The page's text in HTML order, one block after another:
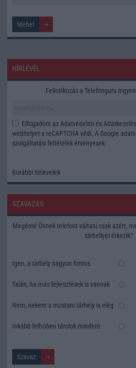
HÍRLEVÉL
Feliratkozás a Telefonguru
Elfogadom azAdatvédelmi és
webhelyet a reCAPTCHA védi. A Google
szolgáltatási feltételek érvényesek.
Korábbi hírlevelek
SZAVAZÁS
Megérné Önnek telefont váltani csak azért,
tárhellyel érkezik?
Igen, a tárhely nagyon fontos
Talán, ha más fejlesztések is vannak
Nem, nekem a mostani tárhely is elég
Inkább felhőben tárolok mindent